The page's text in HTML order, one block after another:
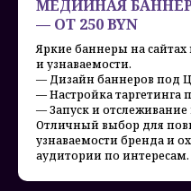
МЕДИЙНАЯ
— ОТ 250 BYN
Яркие баннеры на сайтах
и узнаваемости.
— Дизайн баннеров под
— Настройка таргетинга
— Запуск и отслеживание
Отличный выбор для
узнаваемости бренда и
аудитории по интересам.